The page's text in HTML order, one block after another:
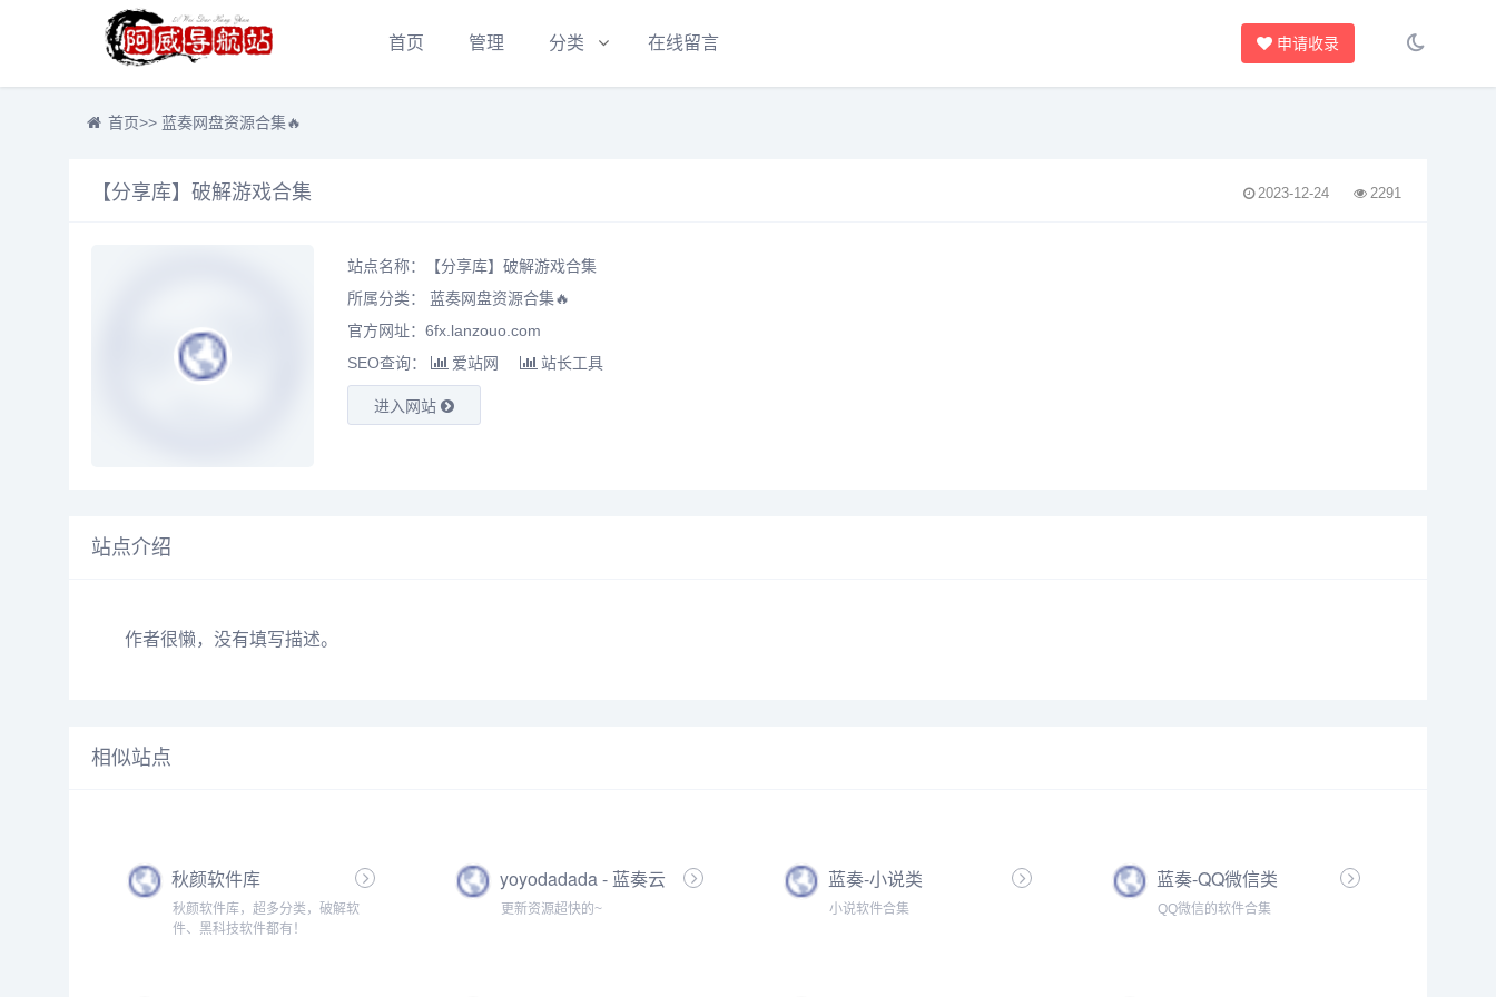
首页 管理 分类 在线留言 申请收录
首页>> 蓝奏网盘资源合集🔥
【分享库】破解游戏合集 2023-12-24 2291
站点名称：【分享库】破解游戏合集
所属分类：
蓝奏网盘资源合集🔥
官方网址：6fx.lanzouo.com
SEO查询：
爱站网 站长工具
进入网站
站点介绍
作者很懒，没有填写描述。
相似站点
秋颜软件库
秋颜软件库，超多分类，破解软
件、黑科技软件都有！
yoyodadada - 蓝奏云
网盘
更新资源超快的~
蓝奏-小说类
小说软件合集
蓝奏-QQ微信类
QQ微信的软件合集